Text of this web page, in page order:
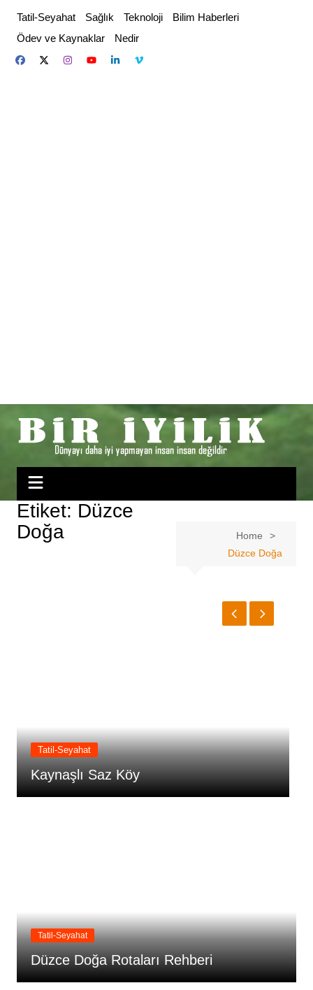
content
Tatil-Seyahat Sağlık Teknoloji
Bilim Haberleri
Ödev ve Kaynaklar
Nedir
Etiket: Düzce
Doğa
Home
Düzce Doğa
Tatil-Seyahat
Kurugöl Tabiat Parkı
Tatil-Seyahat
Düzce Doğa Rotaları Rehberi